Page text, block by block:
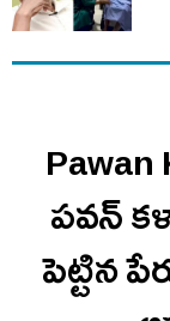
Pawan
పవన్
పెట్టిన